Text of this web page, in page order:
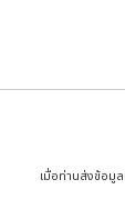
เมื่อท่านส่งข้อมู